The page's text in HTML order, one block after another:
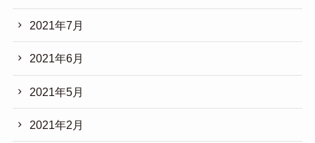
2021年7月
2021年6月
2021年5月
2021年2月